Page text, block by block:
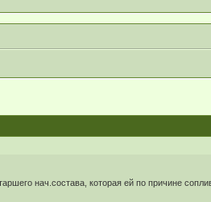
нач.состава, которая ей по причине